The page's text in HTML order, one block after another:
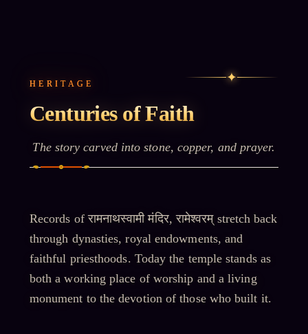
HERITAGE ✦
Centuries of Faith
The story carved into stone, copper, and prayer.
Records ofरामनाथस्वामी मंदिर, रामेश्वरम्stretch back
through dynasties, royal endowments, and
faithful priesthoods. Today the temple stands as
both a working place of worship and a living
monument to the devotion of those who built it.